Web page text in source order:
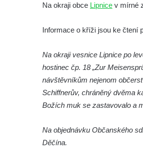
v Kamenném Újezdě
v Kamenném Újezdě
Kříž v Dělnické ulici v
Boží muka na křižovatce
Malší ve Velešíně
Centrální kříž hřbitova ve
Kříž u kostela svatého
Na okraji obce Lipnice v mírné
Informace o kříži jsou ke čtení
Na okraji vesnice Lipnice po
hostinec čp. 18 „Zur
návštěvníkům nejenom
Schiffnerův, chráněný dvěma
Božích muk se zastavovalo a
Na objednávku Občanského
Děčína.